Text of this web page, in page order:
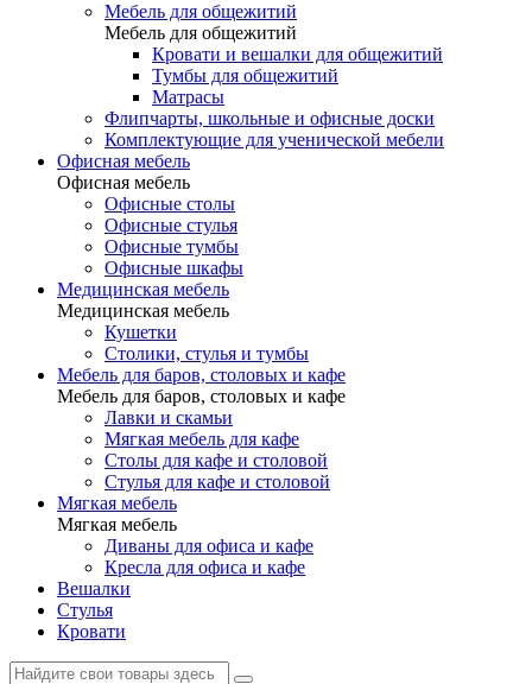
Мебель для общежитий
Мебель для общежитий
Кровати и вешалки для общежитий
Тумбы для общежитий
Матрасы
Флипчарты, школьные и офисные доски
Комплектующие для ученической мебели
Офисная мебель
Офисная мебель
Офисные столы
Офисные стулья
Офисные тумбы
Офисные шкафы
Медицинская мебель
Медицинская мебель
Кушетки
Столики, стулья и тумбы
Мебель для баров, столовых и кафе
Мебель для баров, столовых и кафе
Лавки и скамьи
Мягкая мебель для кафе
Столы для кафе и столовой
Стулья для кафе и столовой
Мягкая мебель
Мягкая мебель
Диваны для офиса и кафе
Кресла для офиса и кафе
Вешалки
Стулья
Кровати